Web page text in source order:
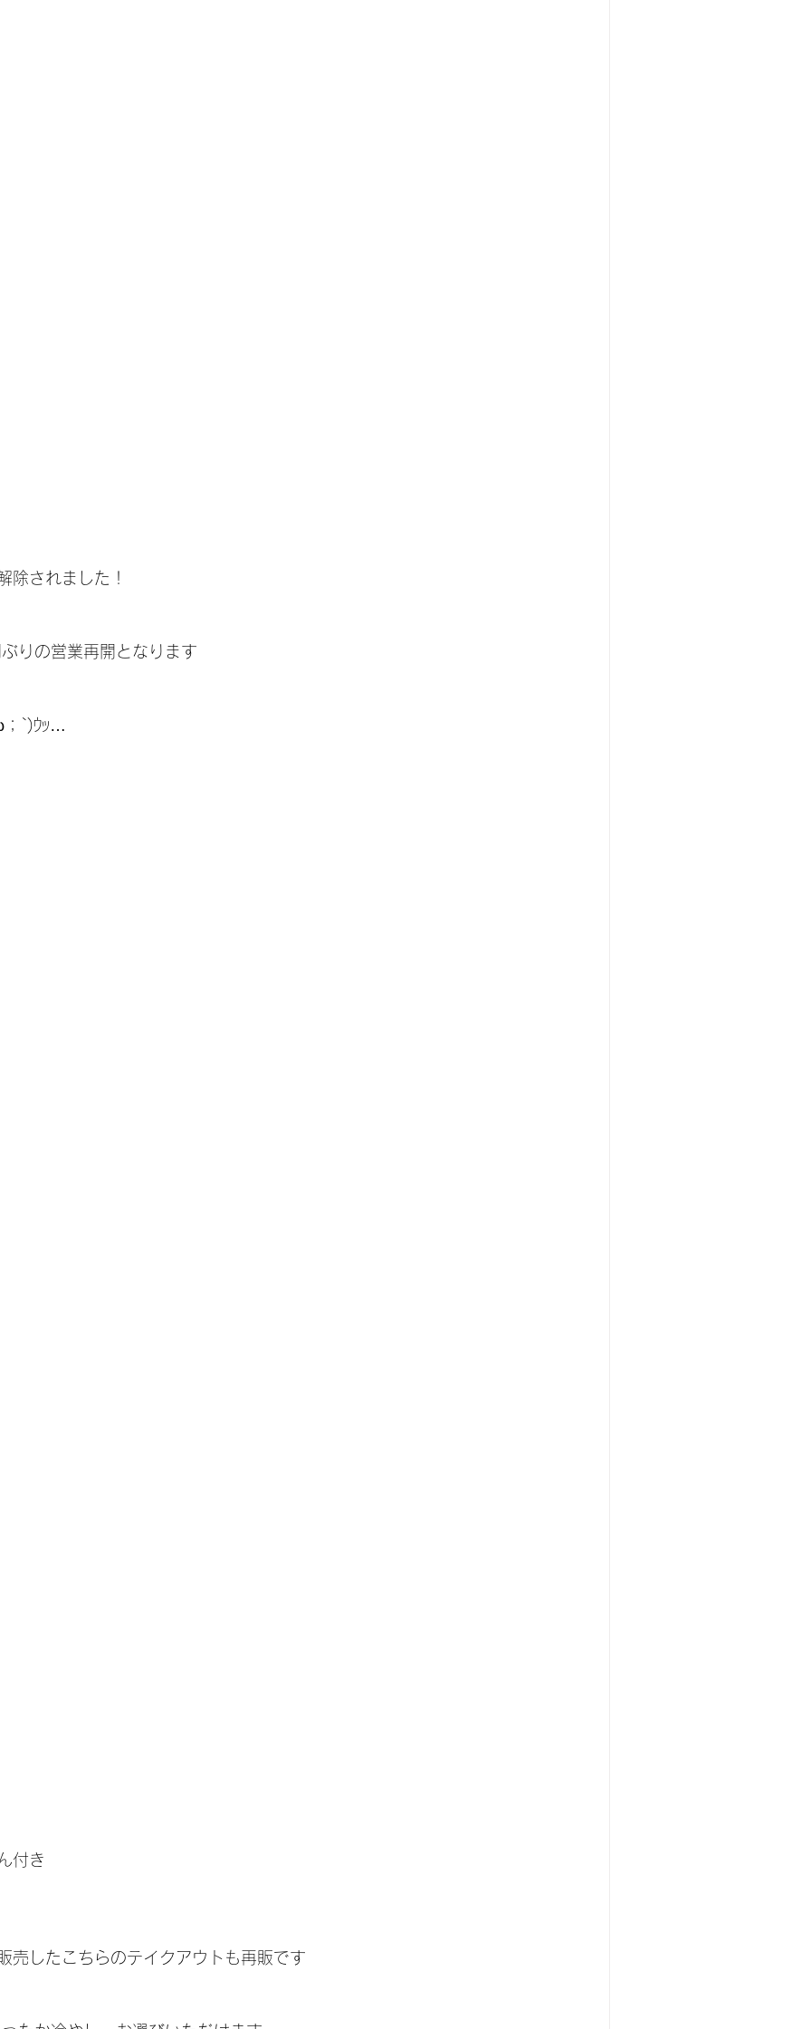
除されました！
りの営業再開となります
；`)ｳｯ…
付き
売したこちらのテイクアウトも再販です